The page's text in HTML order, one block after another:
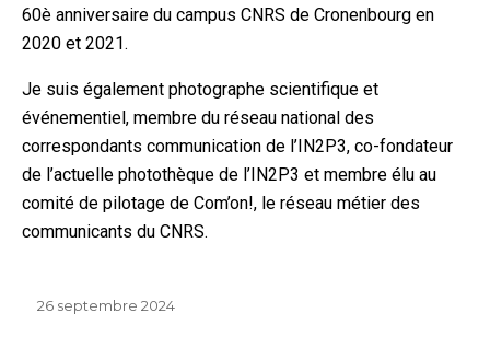
60è anniversaire du campus CNRS de Cronenbourg en
2020 et 2021.
Je suis également photographe scientifique et
événementiel, membre du réseau national des
correspondants communication de l’IN2P3, co-fondateur
de l’actuelle photothèque de l’IN2P3 et membre élu au
comité de pilotage de Com’on!, le réseau métier des
communicants du CNRS.
Publié
26 septembre 2024